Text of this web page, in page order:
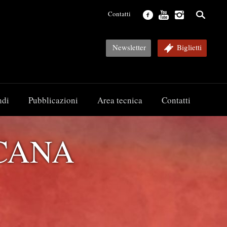
Contatti
Newsletter Biglietti
Pubblicazioni Area tecnica Contatti
voci...